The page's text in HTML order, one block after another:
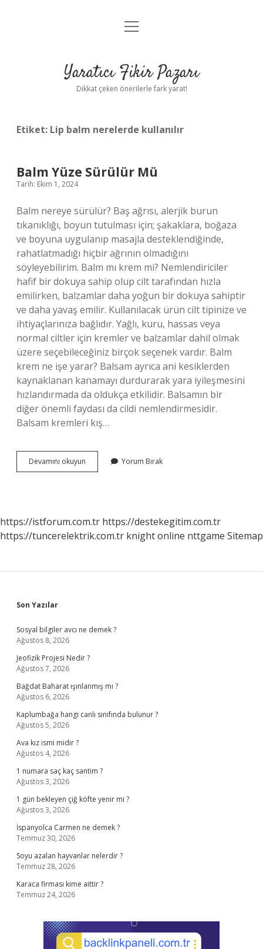
Anasayfa
Yasal Uyarı
menüyü
Yaratıcı Fikir Pazarı
Dikkat çeken önerilerle fark yarat!
Etiket: Lip balm nerelerde kullanılır
Balm Yüze Sürülür Mü
Tarih: Ekim 1, 2024
Balm nereye sürülür? Baş ağrısı, alerjik burun
tıkanıklığı, boyun tutulması için; şakaklara, boğaza
ve boyuna uygulanıp masajla desteklendiğinde,
rahatlatmadığı hiçbir ağrının olmadığını
söyleyebilirim. Balm mı krem mi? Nemlendiriciler
hafif bir dokuya sahip olup cilt tarafından hızla
emilirken, balzamlar daha yoğun bir dokuya sahiptir
ve daha yavaş emilir. Kullanılacak ürün cilt tipinize ve
ihtiyaçlarınıza bağlıdır. Yağlı, kuru, hassas veya
normal ciltler için kremler ve balzamlar dahil olmak
üzere seçebileceğiniz birçok seçenek vardır. Balm
krem ne işe yarar? Balsam ayrıca ani kesiklerden
kaynaklanan kanamayı durdurarak yara iyileşmesini
hızlandırmada da oldukça etkilidir. Balsamın bir
diğer önemli faydası da cildi nemlendirmesidir.
Balsam kremleri kış…
Devamını okuyun
Yüze
Yorum Bırak
https://istforum.com.tr https://destekegitim.com.tr
https://tuncerelektrik.com.tr knight online nttgame Sitemap
Sidebar
Son Yazılar
Sosyal bilgiler avcı ne demek ?
Ağustos 8, 2026
Jeofizik Projesi Nedir ?
Ağustos 7, 2026
Bağdat Baharat ışınlanmış mı ?
Ağustos 6, 2026
Kaplumbağa hangi canlı sınıfında bulunur ?
Ağustos 5, 2026
Ava kız ismi midir ?
Ağustos 4, 2026
1 numara saç kaç santim ?
Ağustos 3, 2026
1 gün bekleyen çiğ köfte yenir mi ?
Ağustos 3, 2026
İspanyolca Carmen ne demek ?
Temmuz 30, 2026
Soyu azalan hayvanlar nelerdir ?
Temmuz 28, 2026
Karaca firması kime aittir ?
Temmuz 24, 2026